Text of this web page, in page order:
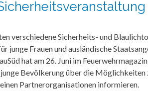
verschiedene Sicherheits- und
junge Frauen und ausländische
hat am 26. Juni im
Bevölkerung über die
Partnerorganisationen informieren.